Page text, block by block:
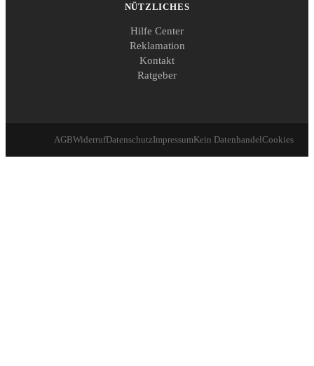
NÜTZLICHES
Hilfe Center
Reklamation
Kontakt
Ratgeber
AGBWiderrufDatenschutzImpressumKein DatenhandelCookies